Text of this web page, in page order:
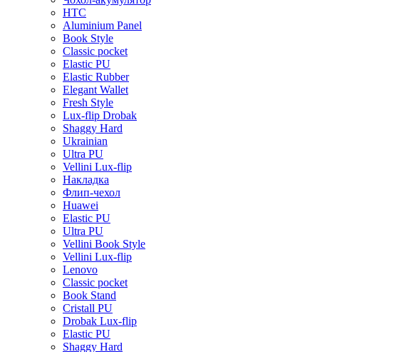
HTC
Aluminium Panel
Book Style
Classic pocket
Elastic PU
Elastic Rubber
Elegant Wallet
Fresh Style
Lux-flip Drobak
Shaggy Hard
Ukrainian
Ultra PU
Vellini Lux-flip
Накладка
Флип-чехол
Huawei
Elastic PU
Ultra PU
Vellini Book Style
Vellini Lux-flip
Lenovo
Classic pocket
Book Stand
Cristall PU
Drobak Lux-flip
Elastic PU
Shaggy Hard